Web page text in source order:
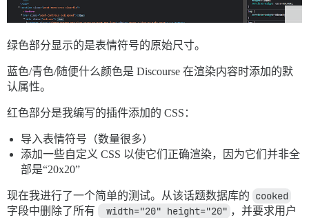
绿色部分显示的是表情符号的原始尺寸。
蓝色/青色/随便什么颜色是 Discourse 在渲染内容时添加的默
认属性。
红色部分是我编写的插件添加的 CSS：
导入表情符号（数量很多）
添加一些自定义 CSS 以使它们正确渲染，因为它们并非全
部是“20x20”
现在我进行了一个简单的测试。从该话题数据库的 cooked
字段中删除了所有 width="20" height="20" ，并要求用户